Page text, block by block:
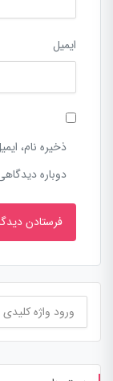
ایمیل
ذخیره نام،
دوباره